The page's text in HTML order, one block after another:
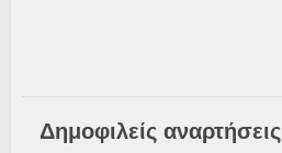
Δημοφιλείς αναρτήσεις